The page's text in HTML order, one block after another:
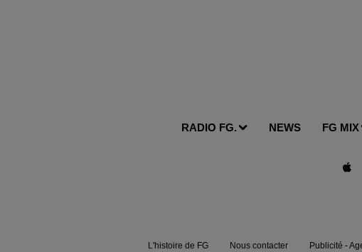
RADIO FG. NEWS FG MIX
L'histoire de FG Nous contacter Publicité -